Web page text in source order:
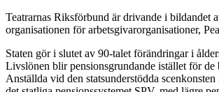
Teatrarnas Riksförbund är drivande i bildandet
organisationen för arbetsgivarorganisationer,
Staten gör i slutet av 90-talet förändringar i
Livslönen blir pensionsgrundande istället för de
Anställda vid den statsunderstödda scenkonsten